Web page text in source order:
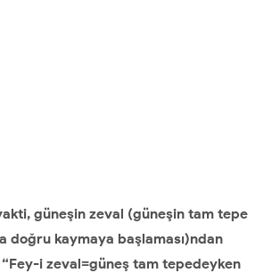
güneşin zeval (güneşin tam tepe
doğru kaymaya başlaması)ndan
i zeval=güneş tam tepedeyken